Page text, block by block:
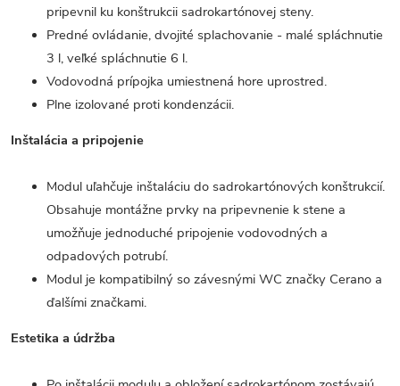
pripevnil ku konštrukcii sadrokartónovej steny.
Predné ovládanie, dvojité splachovanie - malé spláchnutie
3 l, veľké spláchnutie 6 l.
Vodovodná prípojka umiestnená hore uprostred.
Plne izolované proti kondenzácii.
Inštalácia a pripojenie
Modul uľahčuje inštaláciu do sadrokartónových konštrukcií.
Obsahuje montážne prvky na pripevnenie k stene a
umožňuje jednoduché pripojenie vodovodných a
odpadových potrubí.
Modul je kompatibilný so závesnými WC značky Cerano a
ďalšími značkami.
Estetika a údržba